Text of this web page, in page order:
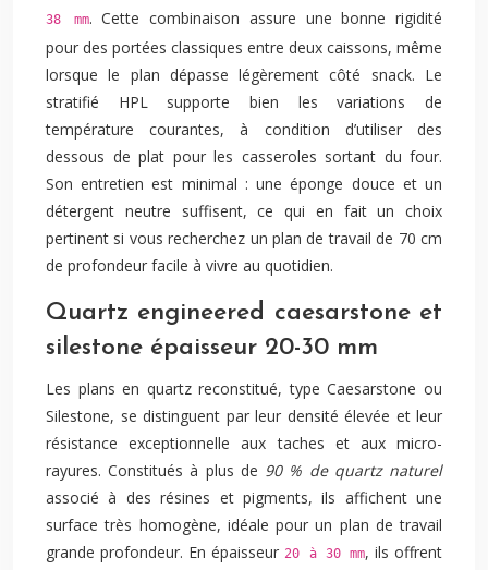
38 mm. Cette combinaison assure une bonne rigidité
pour des portées classiques entre deux caissons, même
lorsque le plan dépasse légèrement côté snack. Le
stratifié HPL supporte bien les variations de
température courantes, à condition d’utiliser des
dessous de plat pour les casseroles sortant du four.
Son entretien est minimal : une éponge douce et un
détergent neutre suffisent, ce qui en fait un choix
pertinent si vous recherchez un plan de travail de 70 cm
de profondeur facile à vivre au quotidien.
Quartz engineered caesarstone et
silestone épaisseur 20-30 mm
Les plans en quartz reconstitué, type Caesarstone ou
Silestone, se distinguent par leur densité élevée et leur
résistance exceptionnelle aux taches et aux micro-
rayures. Constitués à plus de 90 % de quartz naturel
associé à des résines et pigments, ils affichent une
surface très homogène, idéale pour un plan de travail
grande profondeur. En épaisseur 20 à 30 mm, ils offrent